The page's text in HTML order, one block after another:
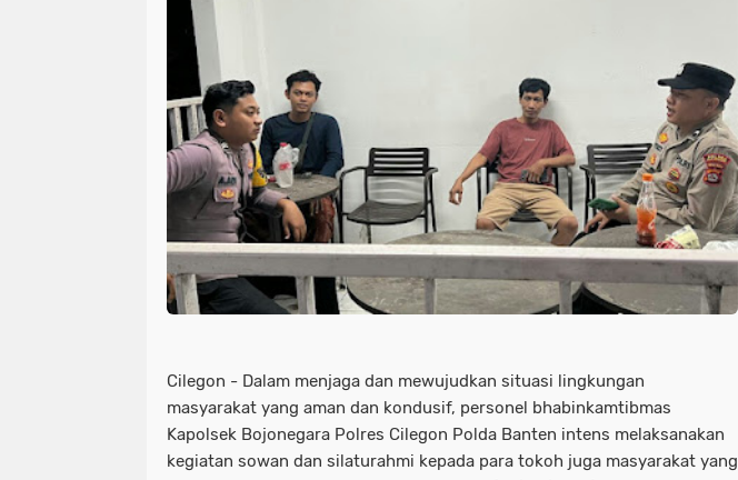
Cilegon - Dalam menjaga dan mewujudkan situasi lingkungan
masyarakat yang aman dan kondusif, personel bhabinkamtibmas
Kapolsek Bojonegara Polres Cilegon Polda Banten intens melaksanakan
kegiatan sowan dan silaturahmi kepada para tokoh juga masyarakat yang